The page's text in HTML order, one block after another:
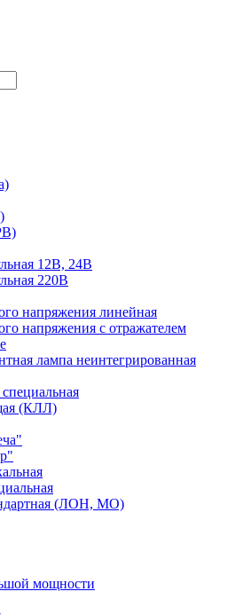
12В, 24В
220В
напряжения линейная
напряжения с отражателем
лампа неинтегрированная
(КЛЛ)
(ЛОН, МО)
мощности